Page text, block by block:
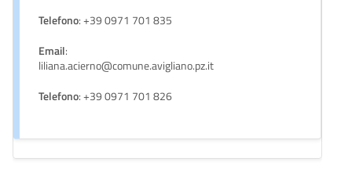
Telefono: +39 0971 701 835
Email:
liliana.acierno@comune.avigliano.pz.it
Telefono: +39 0971 701 826